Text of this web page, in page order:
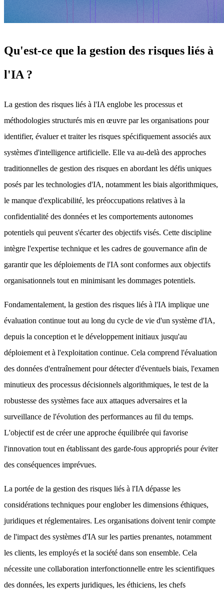
Qu'est-ce que la gestion des risques liés à
l'IA ?
La gestion des risques liés à l'IA englobe les processus et
méthodologies structurés mis en œuvre par les organisations pour
identifier, évaluer et traiter les risques spécifiquement associés aux
systèmes d'intelligence artificielle. Elle va au-delà des approches
traditionnelles de gestion des risques en abordant les défis uniques
posés par les technologies d'IA, notamment les biais algorithmiques,
le manque d'explicabilité, les préoccupations relatives à la
confidentialité des données et les comportements autonomes
potentiels qui peuvent s'écarter des objectifs visés. Cette discipline
intègre l'expertise technique et les cadres de gouvernance afin de
garantir que les déploiements de l'IA sont conformes aux objectifs
organisationnels tout en minimisant les dommages potentiels.
Fondamentalement, la gestion des risques liés à l'IA implique une
évaluation continue tout au long du cycle de vie d'un système d'IA,
depuis la conception et le développement initiaux jusqu'au
déploiement et à l'exploitation continue. Cela comprend l'évaluation
des données d'entraînement pour détecter d'éventuels biais, l'examen
minutieux des processus décisionnels algorithmiques, le test de la
robustesse des systèmes face aux attaques adversaires et la
surveillance de l'évolution des performances au fil du temps.
L'objectif est de créer une approche équilibrée qui favorise
l'innovation tout en établissant des garde-fous appropriés pour éviter
des conséquences imprévues.
La portée de la gestion des risques liés à l'IA dépasse les
considérations techniques pour englober les dimensions éthiques,
juridiques et réglementaires. Les organisations doivent tenir compte
de l'impact des systèmes d'IA sur les parties prenantes, notamment
les clients, les employés et la société dans son ensemble. Cela
nécessite une collaboration interfonctionnelle entre les scientifiques
des données, les experts juridiques, les éthiciens, les chefs